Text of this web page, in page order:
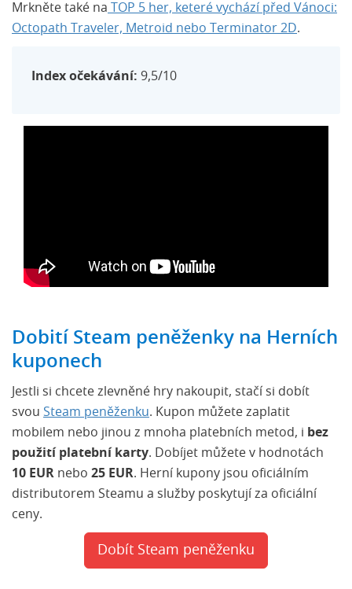
Mrkněte také na TOP 5 her, keteré vychází před Vánoci:
Octopath Traveler, Metroid nebo Terminator 2D.
Index očekávání: 9,5/10
Dobití Steam peněženky na Herních
kuponech
Jestli si chcete zlevněné hry nakoupit, stačí si dobít
svou Steam peněženku. Kupon můžete zaplatit
mobilem nebo jinou z mnoha platebních metod, i bez
použití platební karty. Dobíjet můžete v hodnotách
10 EUR nebo 25 EUR. Herní kupony jsou oficiálním
distributorem Steamu a služby poskytují za oficiální
ceny.
Dobít Steam peněženku